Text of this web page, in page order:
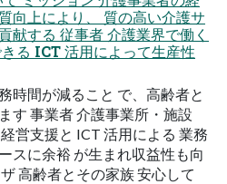
向上により、 質の高い介護サ
献する 従事者 介護業界で働く
る ICT 活用によって生産性
時間が減ること で、高齢者と
す 事業者 介護事業所・施設
営支援と ICT 活用による 業務
スに余裕 が生まれ収益性も向
高齢者とその家族 安心して